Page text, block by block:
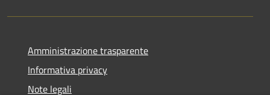
Amministrazione trasparente
Informativa privacy
Note legali